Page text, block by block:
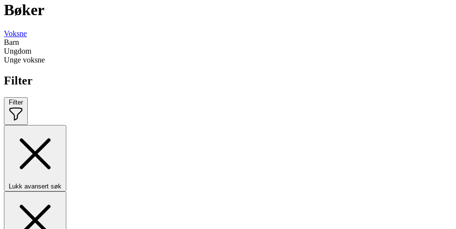
Bøker
Voksne
Barn
Ungdom
Unge voksne
Filter
Filter
Lukk avansert søk